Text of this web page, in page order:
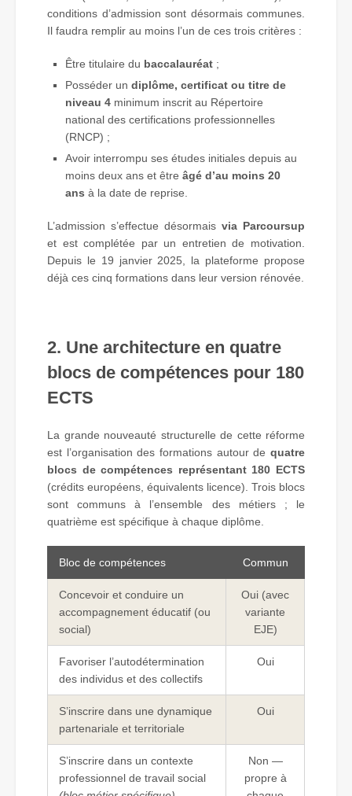
conditions d’admission sont désormais communes.
Il faudra remplir au moins l’un de ces trois critères :
Être titulaire du baccalauréat ;
Posséder un diplôme, certificat ou titre de
niveau 4 minimum inscrit au Répertoire
national des certifications professionnelles
(RNCP) ;
Avoir interrompu ses études initiales depuis au
moins deux ans et être âgé d’au moins 20
ans à la date de reprise.
L’admission s’effectue désormais via Parcoursup
et est complétée par un entretien de motivation.
Depuis le 19 janvier 2025, la plateforme propose
déjà ces cinq formations dans leur version rénovée.
2. Une architecture en quatre
blocs de compétences pour 180
ECTS
La grande nouveauté structurelle de cette réforme
est l’organisation des formations autour de quatre
blocs de compétences représentant 180 ECTS
(crédits européens, équivalents licence). Trois blocs
sont communs à l’ensemble des métiers ; le
quatrième est spécifique à chaque diplôme.
Bloc de compétences Commun
Concevoir et conduire un
accompagnement éducatif (ou
social)
Oui (avec
variante
EJE)
Favoriser l’autodétermination
des individus et des collectifs
Oui
S’inscrire dans une dynamique
partenariale et territoriale
Oui
S’inscrire dans un contexte
professionnel de travail social
Non —
propre à